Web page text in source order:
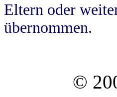
Eltern oder
übernommen.
©